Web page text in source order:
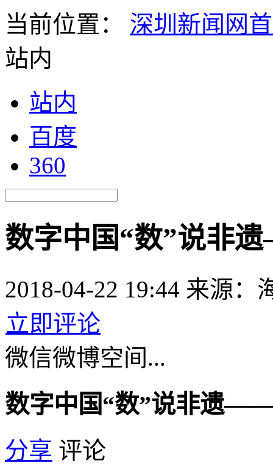
当前位置： 深圳新闻网
站内
站内
百度
360
数字中国“数”说非
2018-04-22 19:44 来源：
立即评论
微信微博空间...
数字中国“数”说非遗——
分享 评论